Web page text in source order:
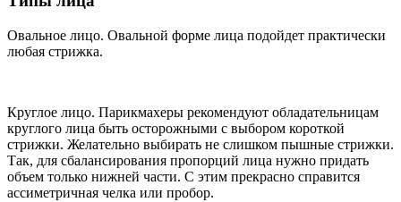
Овальное лицо. Овальной форме лица подойдет практически
любая стрижка.
Круглое лицо. Парикмахеры рекомендуют обладательницам
круглого лица быть осторожными с выбором короткой
стрижки. Желательно выбирать не слишком пышные стрижки.
Так, для сбалансирования пропорций лица нужно придать
объем только нижней части. С этим прекрасно справится
ассиметричная челка или пробор.